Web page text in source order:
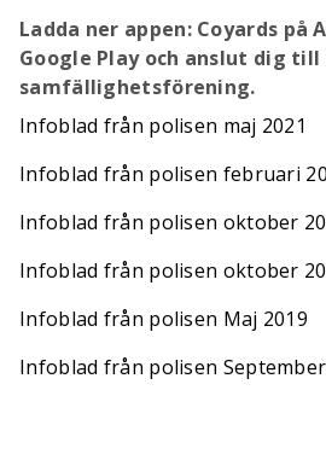
Ladda ner appen: Coyards på
Google Play och anslut dig
samfällighetsförening.
Infoblad från polisen maj 2021
Infoblad från polisen februari
Infoblad från polisen oktober
Infoblad från polisen oktober
Infoblad från polisen Maj 2019
Infoblad från polisen